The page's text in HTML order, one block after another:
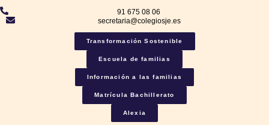
91 675 08 06
secretaria@colegiosje.es
Transformación Sostenible
Escuela de familias
Información a las familias
Matrícula Bachillerato
Alexia